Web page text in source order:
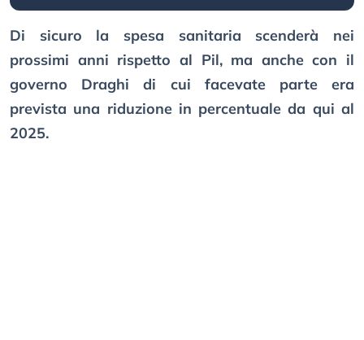
Di sicuro la spesa sanitaria scenderà nei
prossimi anni rispetto al Pil, ma anche con il
governo Draghi di cui facevate parte era
prevista una riduzione in percentuale da qui al
2025.